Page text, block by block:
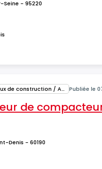
Seine - 95220
BTP / Matériaux de construction / Architecture Publiée le
de
Denis - 60190